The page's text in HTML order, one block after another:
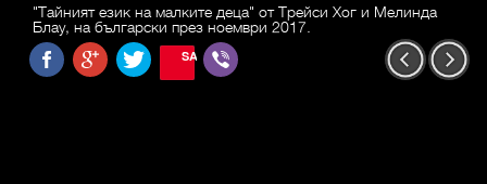
"Тайният език на малките деца" от Трейси Хог и Мелинда
Блау, на български през ноември 2017.
SAVE